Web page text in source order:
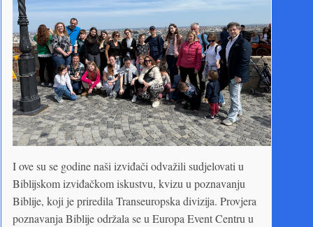
I ove su se godine naši izviđači odvažili sudjelovati u
Biblijskom izviđačkom iskustvu, kvizu u poznavanju
Biblije, koji je priredila Transeuropska divizija. Provjera
poznavanja Biblije održala se u Europa Event Centru u